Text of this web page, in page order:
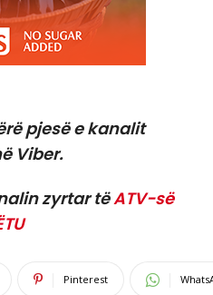
pjesë e kanalit
Viber.
zyrtar tëATV-së
Pinterest